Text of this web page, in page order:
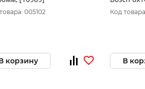
005102
корзину
Код
В